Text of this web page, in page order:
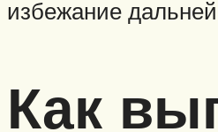
избежание
Как